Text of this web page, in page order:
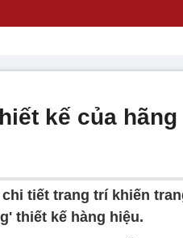
kế của
tiết trang trí khiến
thiết kế hàng hiệu.